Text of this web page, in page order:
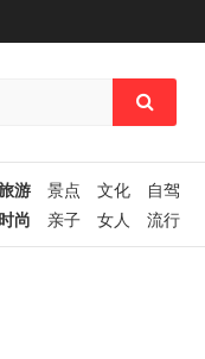
游 景点 文化
自驾
时尚
亲子 女人 流行